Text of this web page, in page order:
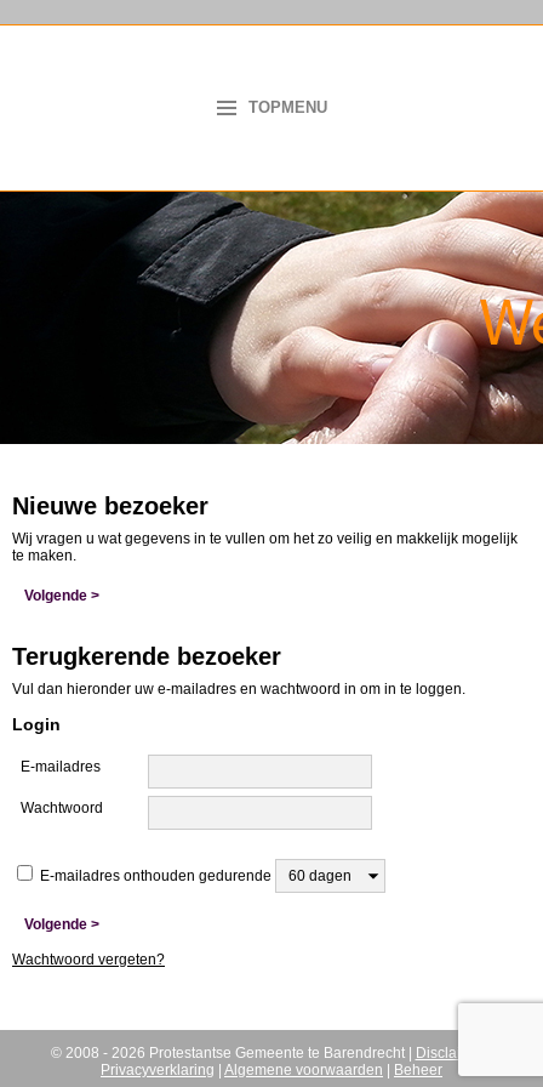
TOPMENU
Nieuwe bezoeker
Wij vragen u wat gegevens in te vullen om het zo veilig en makkelijk mogelijk
te maken.
Terugkerende bezoeker
Vul dan hieronder uw e-mailadres en wachtwoord in om in te loggen.
Login
E-mailadres
Wachtwoord
E-mailadres onthouden gedurende
Wachtwoord vergeten?
© 2008 - 2026 Protestantse Gemeente te Barendrecht | Disclaimer
Privacyverklaring | Algemene voorwaarden | Beheer